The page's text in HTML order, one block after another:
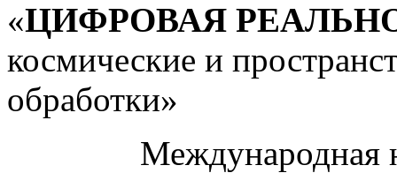
«ЦИФРОВАЯ
космические и
обработки»
Международная